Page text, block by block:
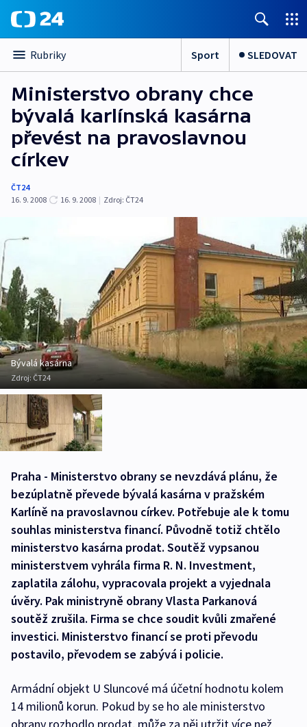
Rubriky Sport SLEDOVAT
Ministerstvo obrany chce
bývalá karlínská kasárna
převést na pravoslavnou
církev
ČT24
16. 9. 2008
16. 9. 2008 | Zdroj: ČT24
Bývalá kasárna
Zdroj: ČT24
Praha - Ministerstvo obrany se nevzdává plánu, že
bezúplatně převede bývalá kasárna v pražském
Karlíně na pravoslavnou církev. Potřebuje ale k tomu
souhlas ministerstva financí. Původně totiž chtělo
ministerstvo kasárna prodat. Soutěž vypsanou
ministerstvem vyhrála firma R. N. Investment,
zaplatila zálohu, vypracovala projekt a vyjednala
úvěry. Pak ministryně obrany Vlasta Parkanová
soutěž zrušila. Firma se chce soudit kvůli zmařené
investici. Ministerstvo financí se proti převodu
postavilo, převodem se zabývá i policie.
Armádní objekt U Sluncové má účetní hodnotu kolem
14 milionů korun. Pokud by se ho ale ministerstvo